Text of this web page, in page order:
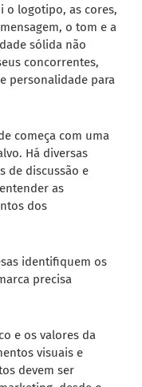
o logotipo, as cores,
o tom e a
sólida não
concorrentes,
personalidade para
começa com uma
Há diversas
de discussão e
as
dos
identifiquem os
precisa
e os valores da
visuais e
devem ser